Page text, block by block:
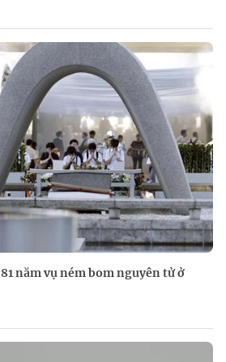
năm vụ ném bom nguyên tử ở